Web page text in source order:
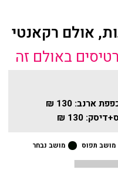
אולם רקאנטי
באולם זה
ארנב: 130 ₪
130 ₪
מושב תפוס מושב נבחר